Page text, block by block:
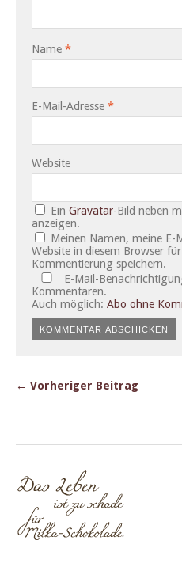
Name *
E-Mail-Adresse *
Website
EinGravatar-Bild neben
anzeigen.
Meinen Namen, meine E-
Website in diesem Browser
Kommentierung speichern.
E-Mail-
Kommentaren.
Auch möglich: Abo ohne
← Vorheriger Beitrag